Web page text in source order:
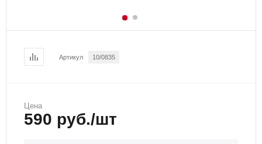
Артикул 10/0835
Цена
590 руб./шт